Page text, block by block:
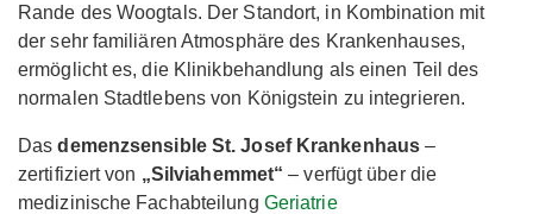
Rande des Woogtals. Der Standort, in Kombination mit
der sehr familiären Atmosphäre des Krankenhauses,
ermöglicht es, die Klinikbehandlung als einen Teil des
normalen Stadtlebens von Königstein zu integrieren.
Dasdemenzsensible St. Josef Krankenhaus –
zertifiziert von „Silviahemmet“ – verfügt über die
medizinische Fachabteilung Geriatrie